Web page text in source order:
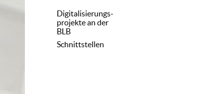
Digitalisierungs-
projekte an der
BLB
Schnittstellen